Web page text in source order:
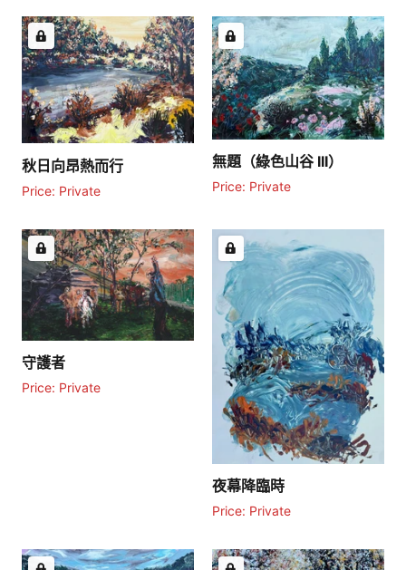
秋日向昂熱而行
Price: Private
無題（綠色山谷 III）
Price: Private
守護者
Price: Private
夜幕降臨時
Price: Private